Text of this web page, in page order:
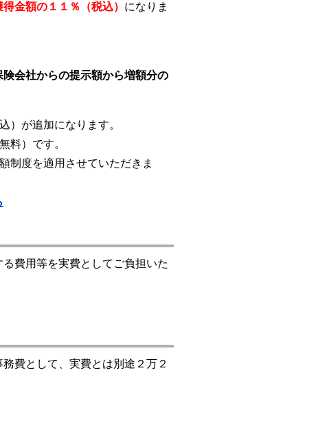
金額の１１％（税込） になりま
険会社からの提示額から増額分の
）が追加になります。
料）です。
制度を適用させていただきま
費用等を実費としてご負担いた
費として、実費とは別途２万２